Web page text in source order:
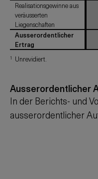
Realisationsgewinne aus
veräusserten
Liegenschaften
Ausserordentlicher
Ertrag
1 Unrevidiert.
Realisationsgewinne aus
veräusserten
Liegenschaften
Ausserordentlicher
Ertrag
Ausserordentlicher
In der Berichts- und
ausserordentlicher